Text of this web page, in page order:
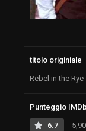
titolo originiale
Rebel in the Rye
Punteggio IMDb
6.7